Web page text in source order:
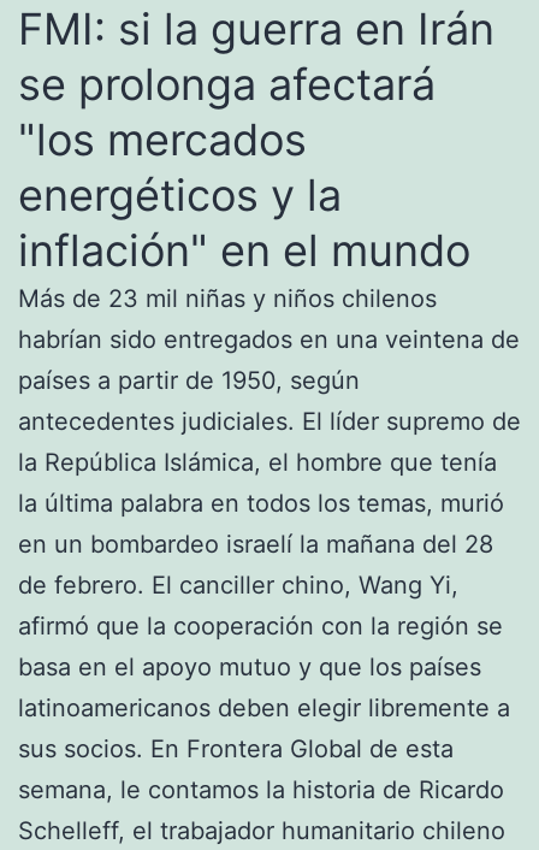
FMI: si la guerra en Irán
se prolonga afectará
"los mercados
energéticos y la
inflación" en el mundo
Más de 23 mil niñas y niños chilenos
habrían sido entregados en una veintena de
países a partir de 1950, según
antecedentes judiciales. El líder supremo de
la República Islámica, el hombre que tenía
la última palabra en todos los temas, murió
en un bombardeo israelí la mañana del 28
de febrero. El canciller chino, Wang Yi,
afirmó que la cooperación con la región se
basa en el apoyo mutuo y que los países
latinoamericanos deben elegir libremente a
sus socios. En Frontera Global de esta
semana, le contamos la historia de Ricardo
Schelleff, el trabajador humanitario chileno